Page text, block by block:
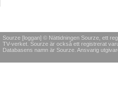
Sourze [loggan] © Nättidningen Sourze, ett
TV-verket. Sourze är också ett registrerat
Databasens namn är Sourze. Ansvarig